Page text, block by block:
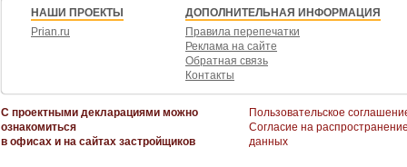
НАШИ ПРОЕКТЫ
Prian.ru
ДОПОЛНИТЕЛЬНАЯ ИНФОРМАЦИЯ
Правила перепечатки
Реклама на сайте
Обратная связь
Контакты
С проектными декларациями можно
ознакомиться
в офисах и на сайтах застройщиков
Пользовательское
Согласие на
данных